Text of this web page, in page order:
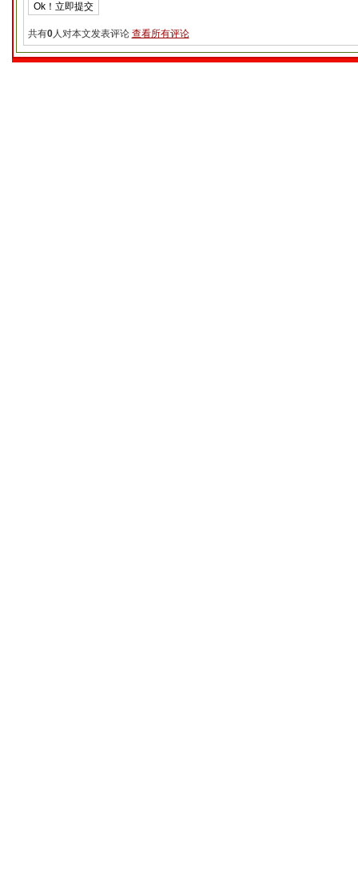
共有0人对本文发表评论 查看所有评论